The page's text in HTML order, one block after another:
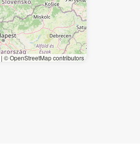
| © OpenStreetMap contributors